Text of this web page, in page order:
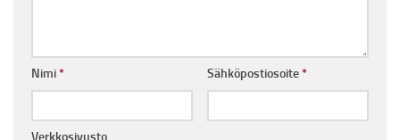
Nimi* Sähköpostiosoite*
Verkkosivusto